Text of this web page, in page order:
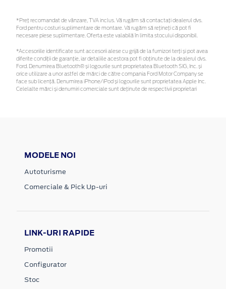
*Preţ recomandat de vânzare, TVA inclus. Vă rugăm să contactaţi dealerul dvs.
Ford pentru costuri suplimentare de montare. Vă rugăm să rețineți că pot fi
necesare piese suplimentare. Oferta este valabilă în limita stocului disponibil.
*Accesoriile identificate sunt accesorii alese cu grijă de la furnizori terți și pot avea
diferite condiții de garanție, iar detaliile acestora pot fi obținute de la dealerul dvs.
Ford. Denumirea Bluetooth® și logourile sunt proprietatea Bluetooth SIG, Inc. și
orice utilizare a unor astfel de mărci de către compania Ford Motor Company se
face sub licență. Denumirea iPhone/iPod și logourile sunt proprietatea Apple Inc.
Celelalte mărci și denumiri comerciale sunt deținute de respectivii proprietari
MODELE NOI
Autoturisme
Comerciale & Pick Up-uri
LINK-URI RAPIDE
Promotii
Configurator
Stoc